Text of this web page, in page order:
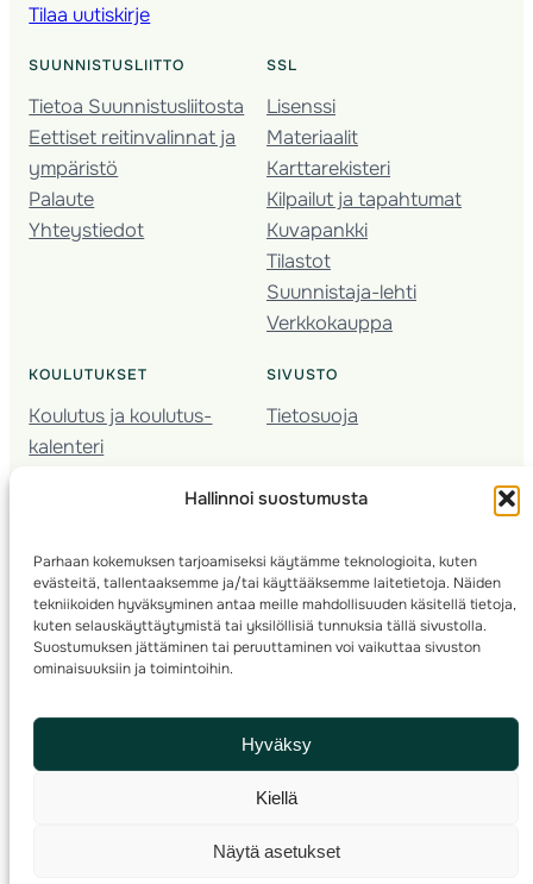
Hallinnoi suostumusta
Parhaan kokemuksen tarjoamiseksi käytämme teknologioita, kuten
evästeitä, tallentaaksemme ja/tai käyttääksemme laitetietoja. Näiden
tekniikoiden hyväksyminen antaa meille mahdollisuuden käsitellä tietoja,
kuten selauskäyttäytymistä tai yksilöllisiä tunnuksia tällä sivustolla.
Suostumuksen jättäminen tai peruuttaminen voi vaikuttaa sivuston
ominaisuuksiin ja toimintoihin.
Hyväksy
Kiellä
Näytä asetukset
Tilaa uutiskirje
SUUNNISTUSLIITTO
Tietoa Suunnistusliitosta
Eettiset reitinvalinnat ja
ympäristö
Palaute
Yhteystiedot
SSL
Lisenssi
Materiaalit
Karttarekisteri
Kilpailut ja tapahtumat
Kuvapankki
Tilastot
Suunnistaja-lehti
Verkkokauppa
KOULUTUKSET
Koulutus ja koulutus­
kalenteri
Seura­kehittäminen
Kartoitus
Ratamestari
SIVUSTO
Tietosuoja
© 2025 ·Suomen Suunnistusliitto· Valimotie 10, 00380 Helsinki, Finland
info(a)suunnistusliitto.fi,Rastilipun asiat: rastilippu(a)suunnistusliitto.fi
Kilpailut ja kuntorastit – Rastilippu:::Rastilipun ohjeet